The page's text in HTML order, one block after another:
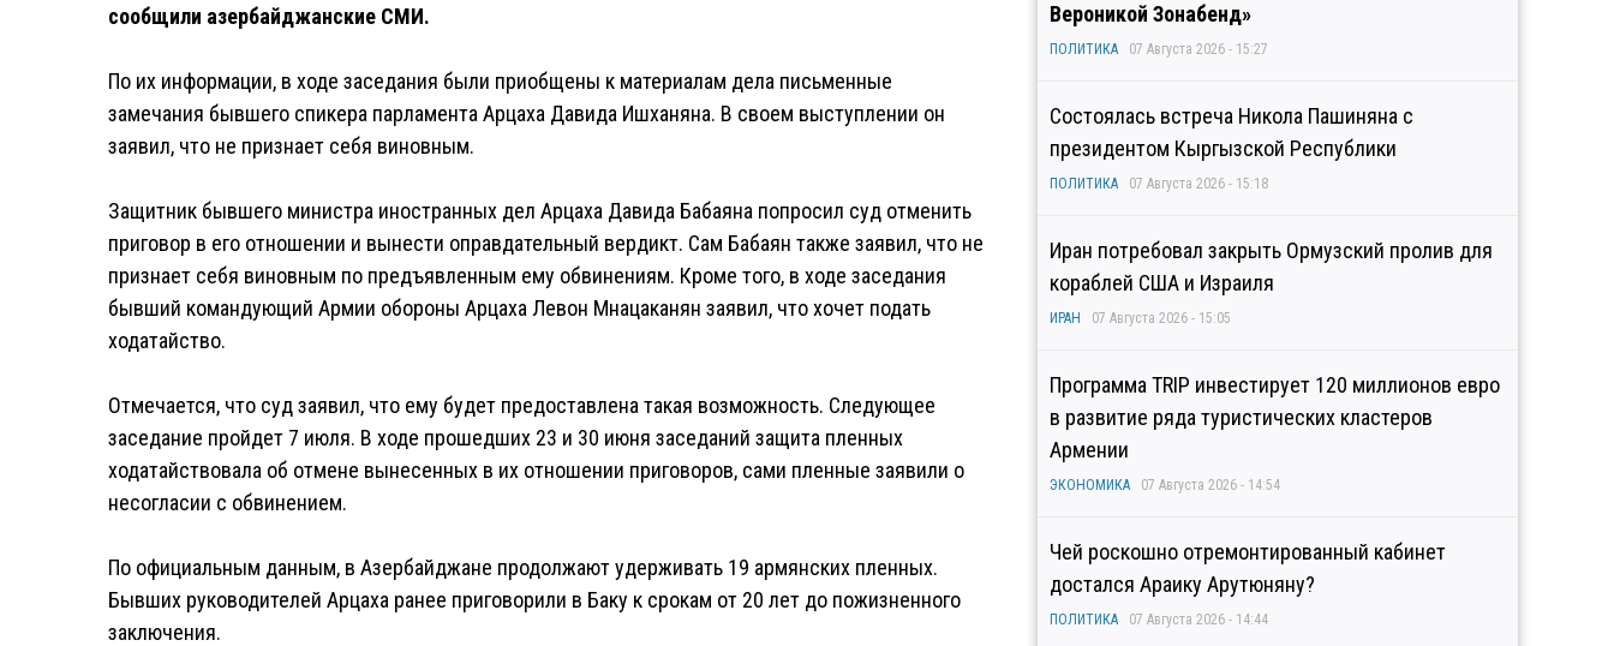
сообщили азербайджанские СМИ.
По их информации, в ходе заседания были приобщены к материалам дела письменные
замечания бывшего спикера парламента Арцаха Давида Ишханяна. В своем выступлении он
заявил, что не признает себя виновным.
Защитник бывшего министра иностранных дел Арцаха Давида Бабаяна попросил суд отменить
приговор в его отношении и вынести оправдательный вердикт. Сам Бабаян также заявил, что не
признает себя виновным по предъявленным ему обвинениям. Кроме того, в ходе заседания
бывший командующий Армии обороны Арцаха Левон Мнацаканян заявил, что хочет подать
ходатайство.
Отмечается, что суд заявил, что ему будет предоставлена такая возможность. Следующее
заседание пройдет 7 июля. В ходе прошедших 23 и 30 июня заседаний защита пленных
ходатайствовала об отмене вынесенных в их отношении приговоров, сами пленные заявили о
несогласии с обвинением.
По официальным данным, в Азербайджане продолжают удерживать 19 армянских пленных.
Бывших руководителей Арцаха ранее приговорили в Баку к срокам от 20 лет до пожизненного
заключения.
Вероникой Зонабенд»
ПОЛИТИКА 07 Августа 2026 - 15:27
Состоялась встреча Никола Пашиняна с
президентом Кыргызской Республики
ПОЛИТИКА 07 Августа 2026 - 15:18
Иран потребовал закрыть Ормузский пролив для
кораблей США и Израиля
ИРАН 07 Августа 2026 - 15:05
Программа TRIP инвестирует 120 миллионов евро
в развитие ряда туристических кластеров
Армении
ЭКОНОМИКА 07 Августа 2026 - 14:54
Чей роскошно отремонтированный кабинет
достался Араику Арутюняну?
ПОЛИТИКА 07 Августа 2026 - 14:44